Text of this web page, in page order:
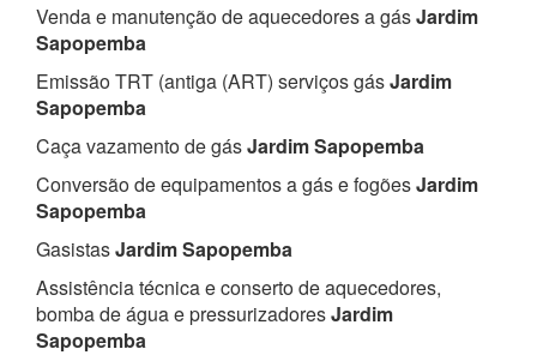
Venda e manutenção de aquecedores a gásJardim
Sapopemba
Emissão TRT (antiga (ART) serviços gásJardim
Sapopemba
Caça vazamento de gásJardim Sapopemba
Conversão de equipamentos a gás e fogõesJardim
Sapopemba
GasistasJardim Sapopemba
Assistência técnica e conserto de aquecedores,
bomba de água e pressurizadoresJardim
Sapopemba